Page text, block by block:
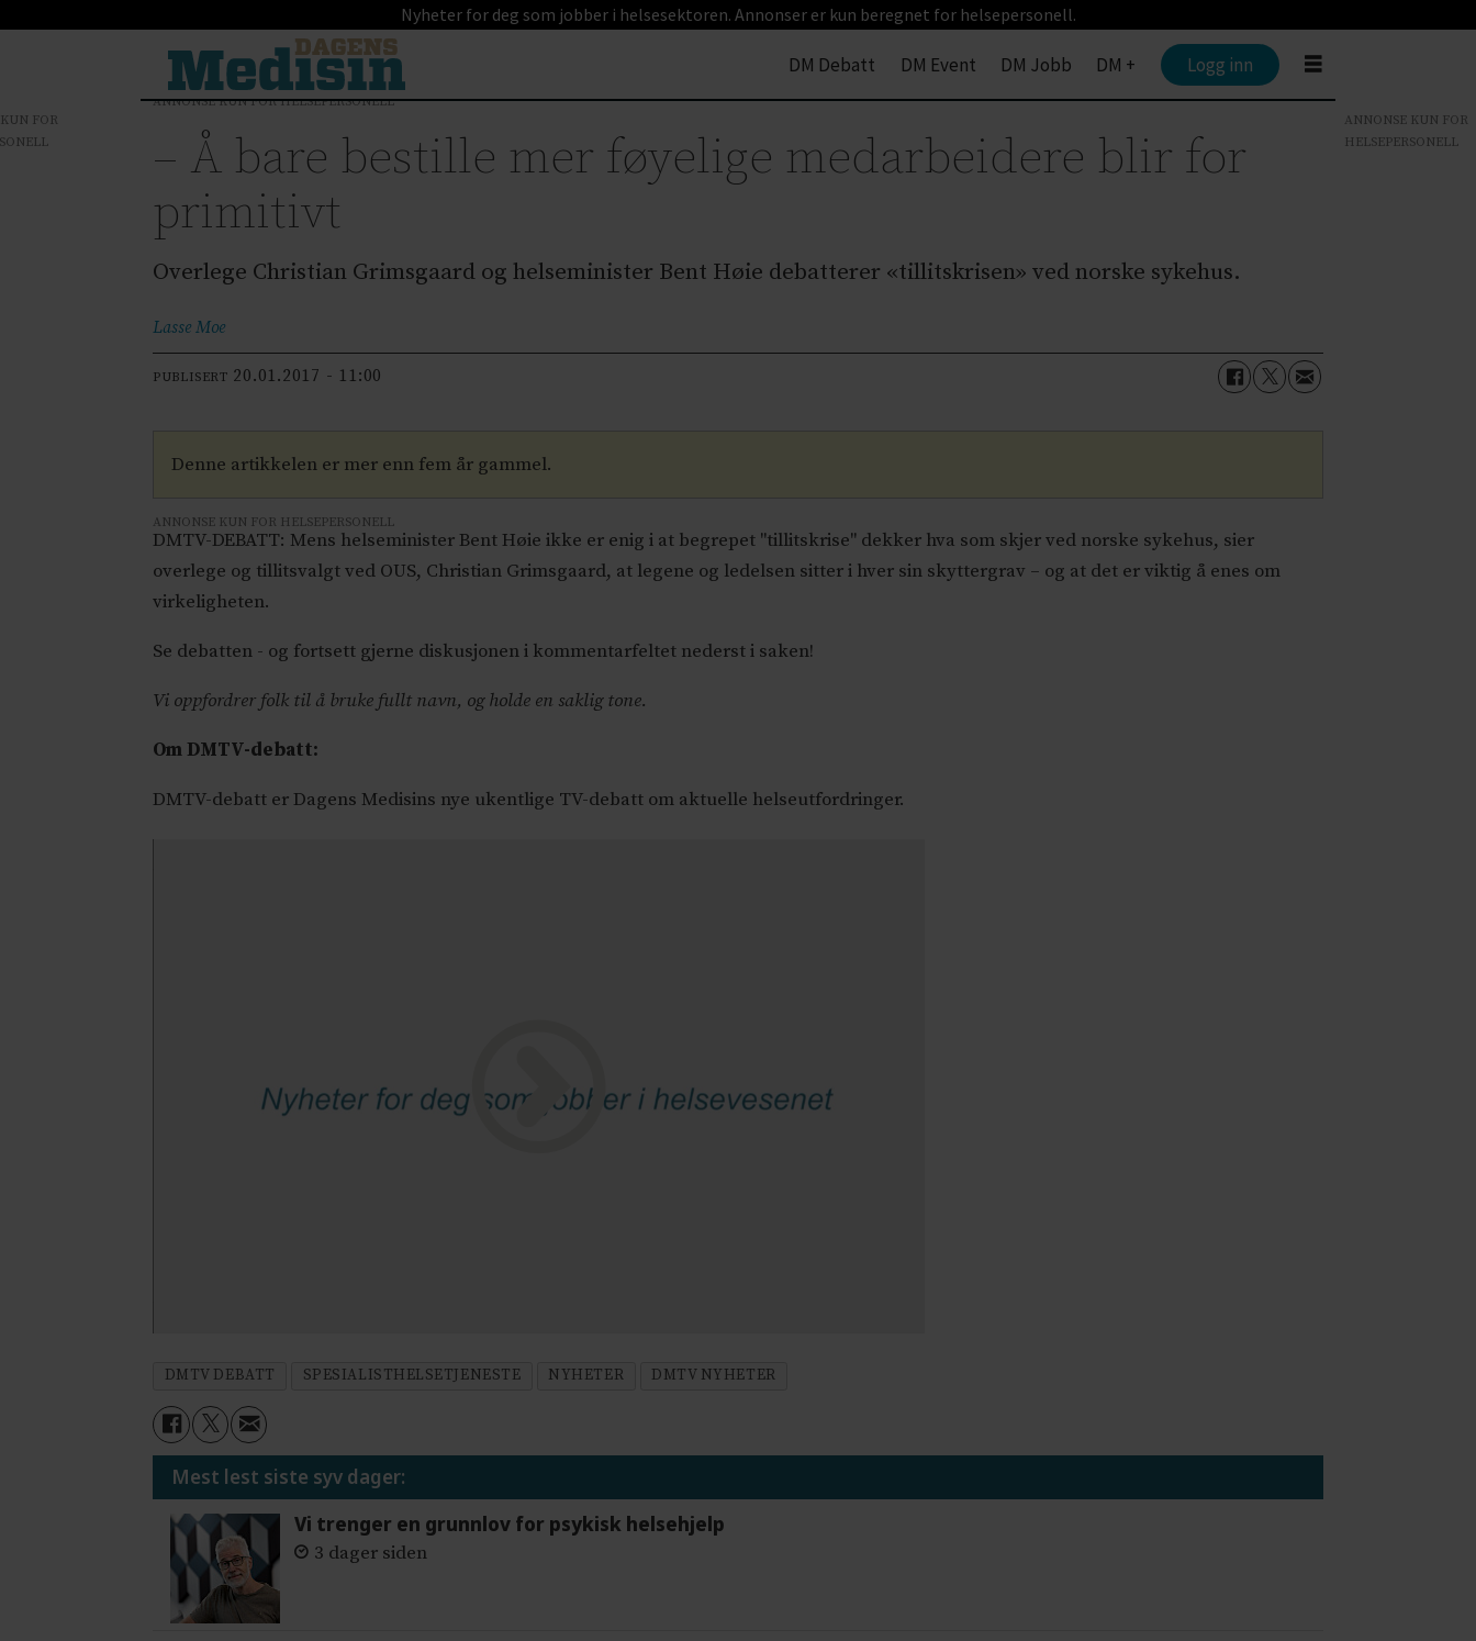
Nyheter for deg som jobber i helsesektoren. Annonser er kun beregnet for helsepersonell.
DM Debatt DM Event DM Jobb DM + Logg inn
ANNONSE KUN FOR HELSEPERSONELL
– Å bare bestille mer føyelige medarbeidere blir for
primitivt
Overlege Christian Grimsgaard og helseminister Bent Høie debatterer «tillitskrisen» ved norske sykehus.
Lasse Moe
PUBLISERT 20.01.2017 - 11:00
Denne artikkelen er mer enn fem år gammel.
ANNONSE KUN FOR HELSEPERSONELL
DMTV-DEBATT: Mens helseminister Bent Høie ikke er enig i at begrepet "tillitskrise" dekker hva som skjer ved norske sykehus, sier
overlege og tillitsvalgt ved OUS, Christian Grimsgaard, at legene og ledelsen sitter i hver sin skyttergrav – og at det er viktig å enes om
virkeligheten.
Se debatten - og fortsett gjerne diskusjonen i kommentarfeltet nederst i saken!
Vi oppfordrer folk til å bruke fullt navn, og holde en saklig tone.
Om DMTV-debatt:
DMTV-debatt er Dagens Medisins nye ukentlige TV-debatt om aktuelle helseutfordringer.
DMTV DEBATT SPESIALISTHELSETJENESTE NYHETER DMTV NYHETER
Mest lest siste syv dager:
Vi trenger en grunnlov for psykisk helsehjelp
3 dager siden
FOR
ANNONSE KUN FOR
HELSEPERSONELL